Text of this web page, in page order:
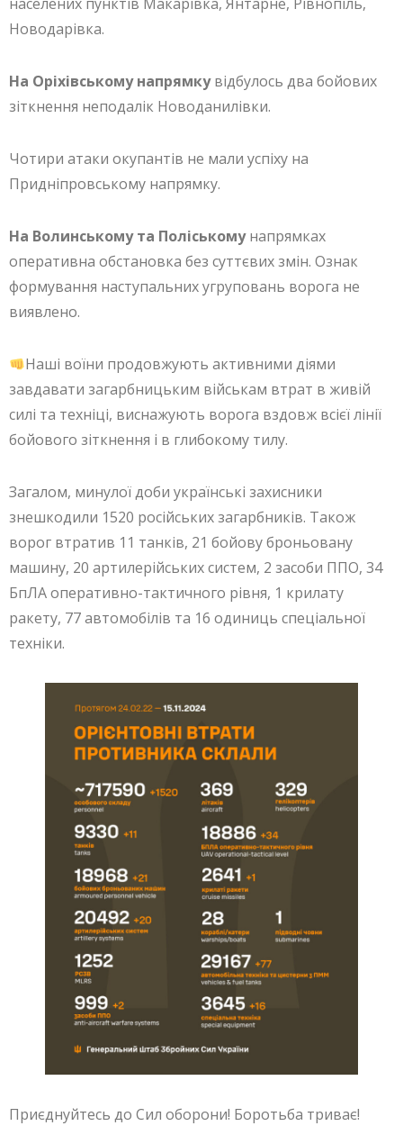
Новодарівка.
На Оріхівському напрямкувідбулось два бойових
зіткнення неподалік Новоданилівки.
Чотири атаки окупантів не мали успіху на
Придніпровському напрямку.
На Волинському та Поліськомунапрямках
оперативна обстановка без суттєвих змін. Ознак
формування наступальних угруповань ворога не
виявлено.
Наші воїни продовжують активними діями
завдавати загарбницьким військам втрат в живій
силі та техніці, виснажують ворога вздовж всієї лінії
бойового зіткнення і в глибокому тилу.
Загалом, минулої доби українські захисники
знешкодили 1520 російських загарбників. Також
ворог втратив 11 танків, 21 бойову броньовану
машину, 20 артилерійських систем, 2 засоби ППО, 34
БпЛА оперативно-тактичного рівня, 1 крилату
ракету, 77 автомобілів та 16 одиниць спеціальної
техніки.
Приєднуйтесь до Сил оборони! Боротьба триває!